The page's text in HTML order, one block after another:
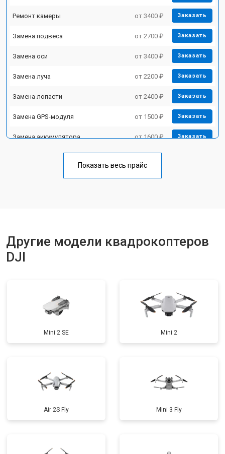
Ремонт камеры от 3400 ₽ Заказать
Замена подвеса от 2700 ₽ Заказать
Замена оси от 3400 ₽ Заказать
Замена луча от 2200 ₽ Заказать
Замена лопасти от 2400 ₽ Заказать
Замена GPS-модуля от 1500 ₽ Заказать
Замена аккумулятора от 1600 ₽ Заказать
Замена материнской платы от 2800 ₽
Показать весь прайс
Другие модели квадрокоптеров
DJI
Mini 2 SE Mini 2
Air 2S Fly Mini 3 Fly